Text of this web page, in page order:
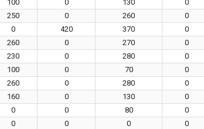
100 0 130
0
250 0 260
0
0 420 370
0
260 0 270
0
230 0 280
0
100 0 70
0
260 0 280
0
160 0 130
0
0 0 80
0
0 0 0
0